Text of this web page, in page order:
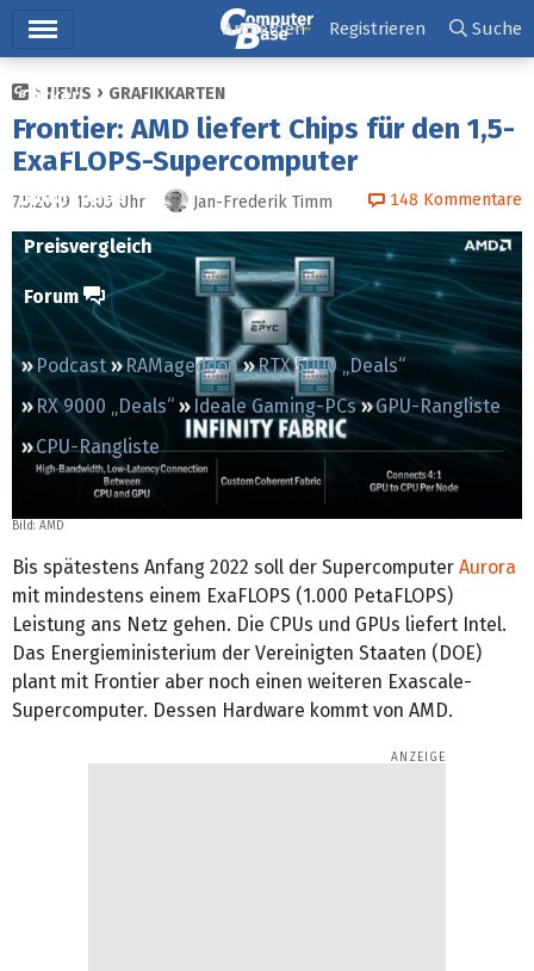
Ticker
Tests
Downloads
Preisvergleich
Forum
Podcast RAMageddon
RTX 5000 „Deals“
RX 9000 „Deals“
Ideale Gaming-PCs
GPU-Rangliste
CPU-Rangliste
Anmelden Registrieren Suche
NEWS GRAFIKKARTEN
Frontier: AMD liefert Chips für den 1,5-
ExaFLOPS-Supercomputer
7.5.2019 13:05 Uhr Jan-Frederik Timm 148 Kommentare
Bild: AMD
Bis spätestens Anfang 2022 soll der Supercomputer Aurora
mit mindestens einem ExaFLOPS (1.000 PetaFLOPS)
Leistung ans Netz gehen. Die CPUs und GPUs liefert Intel.
Das Energieministerium der Vereinigten Staaten (DOE)
plant mit Frontier aber noch einen weiteren Exascale-
Supercomputer. Dessen Hardware kommt von AMD.